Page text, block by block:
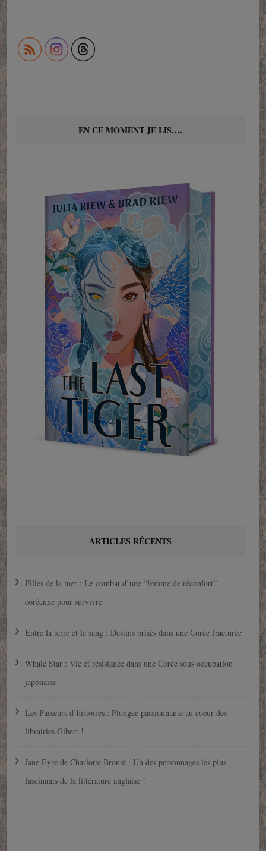
EN CE MOMENT JE LIS….
ARTICLES RÉCENTS
Filles de la mer : Le combat d’une “femme de réconfort”
coréenne pour survivre
Entre la terre et le sang : Destins brisés dans une Corée fracturée
Whale Star : Vie et résistance dans une Corée sous occupation
japonaise
Les Passeurs d’histoires : Plongée passionnante au coeur des
librairies Gibert !
Jane Eyre de Charlotte Brontë : Un des personnages les plus
fascinants de la littérature anglaise !